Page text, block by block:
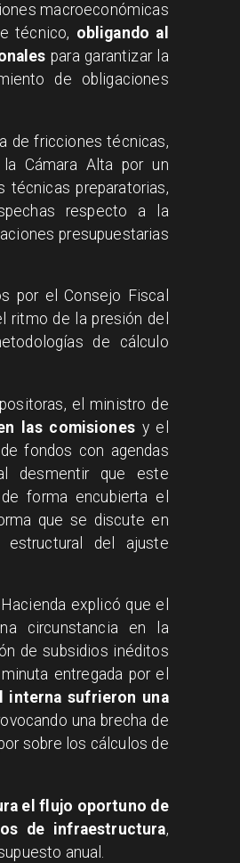
macroeconómicas
técnico, obligando al
para garantizar la
de obligaciones
de fricciones técnicas,
Cámara Alta por un
preparatorias,
respecto a la
presupuestarias
por el Consejo Fiscal
ritmo de la presión del
de cálculo
el ministro de
las comisiones y el
fondos con agendas
desmentir que este
forma encubierta el
que se discute en
estructural del ajuste
explicó que el
circunstancia en la
de subsidios inéditos
entregada por el
interna sufrieron una
una brecha de
sobre los cálculos de
el flujo oportuno de
de infraestructura,
anual.